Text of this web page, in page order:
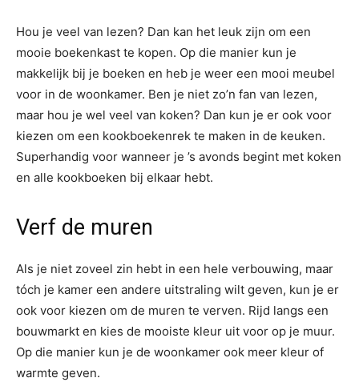
Hou je veel van lezen? Dan kan het leuk zijn om een
mooie boekenkast te kopen. Op die manier kun je
makkelijk bij je boeken en heb je weer een mooi meubel
voor in de woonkamer. Ben je niet zo’n fan van lezen,
maar hou je wel veel van koken? Dan kun je er ook voor
kiezen om een kookboekenrek te maken in de keuken.
Superhandig voor wanneer je ’s avonds begint met koken
en alle kookboeken bij elkaar hebt.
Verf de muren
Als je niet zoveel zin hebt in een hele verbouwing, maar
tóch je kamer een andere uitstraling wilt geven, kun je er
ook voor kiezen om de muren te verven. Rijd langs een
bouwmarkt en kies de mooiste kleur uit voor op je muur.
Op die manier kun je de woonkamer ook meer kleur of
warmte geven.